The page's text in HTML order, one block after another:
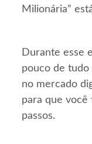
Milionária”
Durante esse
pouco de tudo
no mercado
para que você
passos.